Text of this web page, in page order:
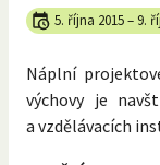
5. října 2015–9.
Náplní
výchovy je
a vzdělávacích